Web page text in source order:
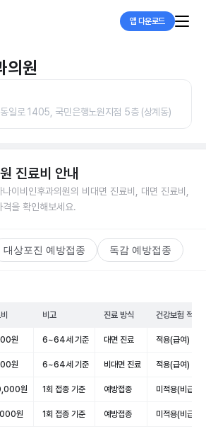
앱 다운로드
의원
일로 1405, 국민은행노원지점 5층 (상계동)
진료비 안내
나이비인후과의원의 비대면 진료비, 대면 진료비,
을 확인해보세요.
대상포진 예방접종 독감 예방접종
비고 진료 방식 건강보험 적용
원 6~64세 기준 대면 진료 적용(급여)
원 6~64세 기준 비대면 진료 적용(급여)
원 1회 접종 기준 예방접종 미적용(비급여)
원 1회 접종 기준 예방접종 미적용(비급여)